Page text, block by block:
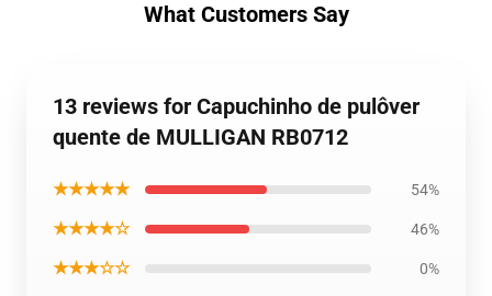
What Customers Say
13 reviews for Capuchinho de pulôver
quente de MULLIGAN RB0712
★★★★★ 54%
★★★★☆ 46%
★★★☆☆ 0%